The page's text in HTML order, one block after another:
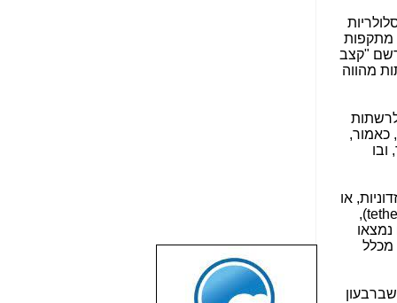
לרשתות סלולריות
מתקפות
"קצב
כך שהנתון אודות 11% מכלל הרשתות מהווה
המחוברים לרשתות
אך, כאמור,
תוכנות זדוניות, או
),
נמצאו
ובלאקברי, היוו יחדיו פחות מ-1% מכלל
שבוע טוב לכל
הגולשים באשר